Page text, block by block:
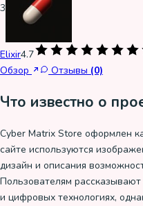
3
Elixir4.7
Обзор
Отзывы (0)
Что известно о
Cyber Matrix Store оформлен
сайте используются
дизайн и описания
Пользователям
и цифровых технологиях,